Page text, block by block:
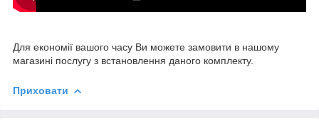
Для економії вашого часу Ви можете замовити в нашому
магазині послугу з встановлення даного комплекту.
Приховати